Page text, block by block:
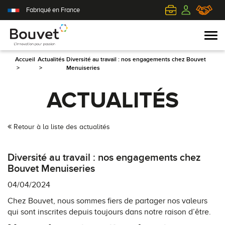
Fabriqué en France
Accueil
>
Actualités
>
Diversité au travail : nos engagements chez Bouvet
Menuiseries
ACTUALITÉS
Retour à la liste des actualités
Diversité au travail : nos engagements chez
Bouvet Menuiseries
04/04/2024
Chez Bouvet, nous sommes fiers de partager nos valeurs
qui sont inscrites depuis toujours dans notre raison d’être.
Bois
Nos portes-fenêtres
Toutes nos fenêtres
Tous nos volets
Conseils pour choisir
Demander un devis
PVC
Toutes nos portes d'entrée
Contemporaine
L'efficience industrielle
Le respect de l'environnement